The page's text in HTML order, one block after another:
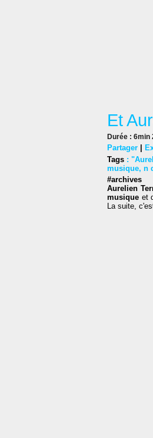
Et
Durée : 6min
Partager |
Tags :
musique, n
#archives
Aurelien
musique et
La suite,